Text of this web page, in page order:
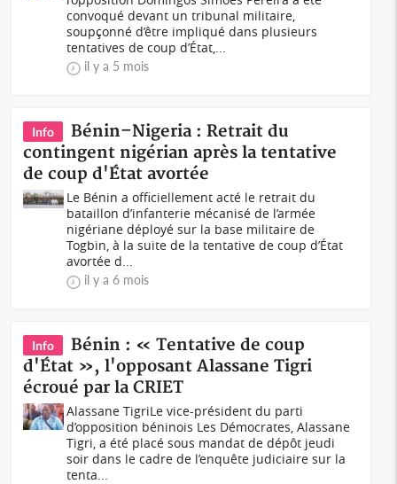
convoqué devant un tribunal militaire,
soupçonné d’être impliqué dans plusieurs
tentatives de coup d’État,...
il y a 5 mois
Info
Bénin–Nigeria : Retrait du
contingent nigérian après la tentative
de coup d'État avortée
Le Bénin a officiellement acté le retrait du
bataillon d’infanterie mécanisé de l’armée
nigériane déployé sur la base militaire de
Togbin, à la suite de la tentative de coup d’État
avortée d...
il y a 6 mois
Info
Bénin : « Tentative de coup
d'État », l'opposant Alassane Tigri
écroué par la CRIET
Alassane TigriLe vice-président du parti
d’opposition béninois Les Démocrates, Alassane
Tigri, a été placé sous mandat de dépôt jeudi
soir dans le cadre de l’enquête judiciaire sur la
tenta...